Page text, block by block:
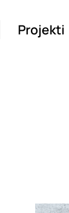
Projekti
Loading